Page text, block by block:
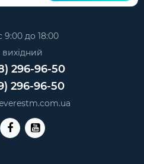
до 18:00
296-96-50
296-96-50